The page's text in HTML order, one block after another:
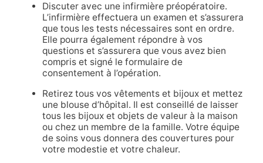
Discuter avec une infirmière préopératoire.
L’infirmière effectuera un examen et s’assurera
que tous les tests nécessaires sont en ordre.
Elle pourra également répondre à vos
questions et s’assurera que vous avez bien
compris et signé le formulaire de
consentement à l’opération.
Retirez tous vos vêtements et bijoux et mettez
une blouse d’hôpital. Il est conseillé de laisser
tous les bijoux et objets de valeur à la maison
ou chez un membre de la famille. Votre équipe
de soins vous donnera des couvertures pour
votre modestie et votre chaleur.